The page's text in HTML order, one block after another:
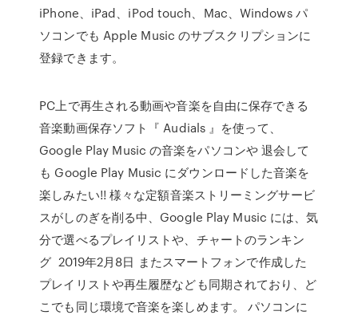
iPhone、iPad、iPod touch、Mac、Windows パ
ソコンでも Apple Music のサブスクリプションに
登録できます。
PC上で再生される動画や音楽を自由に保存できる
音楽動画保存ソフト『 Audials 』を使って、
Google Play Music の音楽をパソコンや 退会して
も Google Play Music にダウンロードした音楽を
楽しみたい!! 様々な定額音楽ストリーミングサービ
スがしのぎを削る中、Google Play Music には、気
分で選べるプレイリストや、チャートのランキン
グ 2019年2月8日 またスマートフォンで作成した
プレイリストや再生履歴なども同期されており、ど
こでも同じ環境で音楽を楽しめます。 パソコンに